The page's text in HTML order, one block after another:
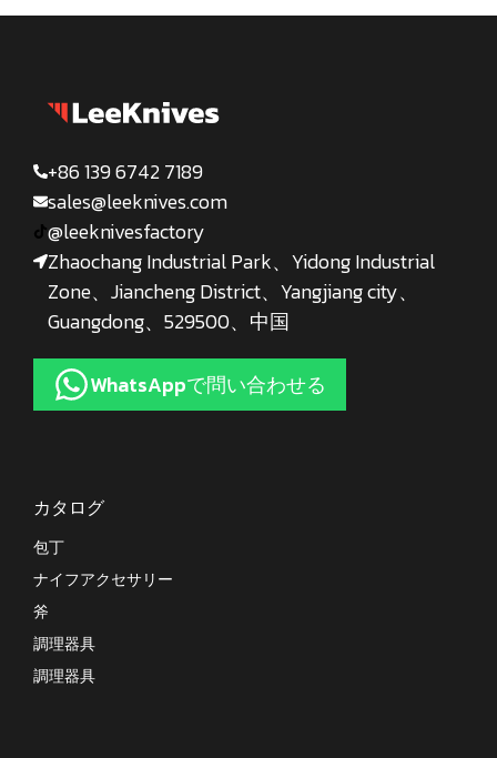
+86 139 6742 7189
sales@leeknives.com
@leeknivesfactory
Zhaochang Industrial Park、Yidong Industrial
Zone、Jiancheng District、Yangjiang city、
Guangdong、529500、中国
WhatsAppで問い合わせる
カタログ
包丁
ナイフアクセサリー
斧
調理器具
調理器具